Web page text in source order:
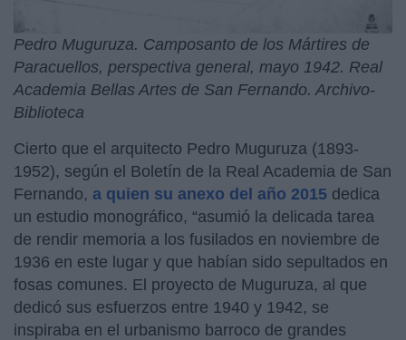
Pedro Muguruza. Camposanto de los Mártires de
Paracuellos, perspectiva general, mayo 1942. Real
Academia Bellas Artes de San Fernando. Archivo-
Biblioteca
Cierto que el arquitecto Pedro Muguruza (1893-
1952), según el Boletín de la Real Academia de San
Fernando, a quien su anexo del año 2015 dedica
un estudio monográfico, “asumió la delicada tarea
de rendir memoria a los fusilados en noviembre de
1936 en este lugar y que habían sido sepultados en
fosas comunes. El proyecto de Muguruza, al que
dedicó sus esfuerzos entre 1940 y 1942, se
inspiraba en el urbanismo barroco de grandes